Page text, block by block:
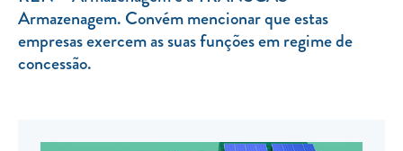
Documentos úteis
Política de privacidade
Armazenagem. Convém mencionar que estas
empresas exercem as suas funções em regime de
concessão.